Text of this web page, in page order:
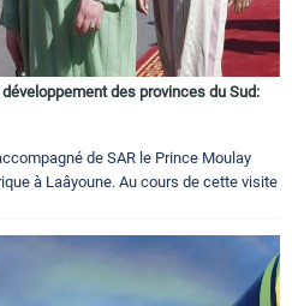
des provinces du Sud:
de SAR le Prince Moulay
à Laâyoune. Au cours de cette visite